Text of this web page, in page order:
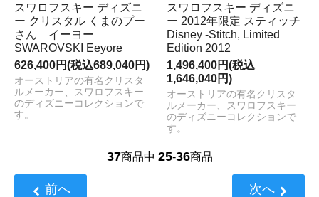
スワロフスキー ディズニ
ー クリスタル くまのプー
さん イーヨー
SWAROVSKI Eeyore
626,400円(税込689,040円)
オーストリアの有名クリスタ
ルメーカー、スワロフスキー
のディズニーコレクションで
す。
スワロフスキー ディズニ
ー 2012年限定 スティッチ
Disney -Stitch, Limited
Edition 2012
1,496,400円(税込
1,646,040円)
オーストリアの有名クリスタ
ルメーカー、スワロフスキー
のディズニーコレクションで
す。
37商品中 25-36商品
前へ 次へ